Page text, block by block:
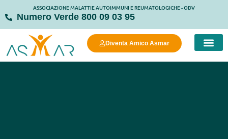
ASSOCIAZIONE MALATTIE AUTOIMMUNI E REUMATOLOGICHE - ODV
Numero Verde 800 09 03 95
Diventa Amico Asmar